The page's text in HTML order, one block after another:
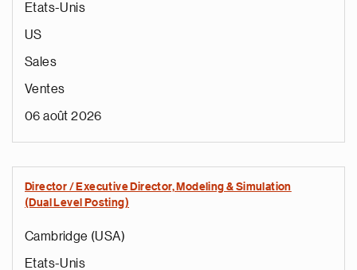
Etats-Unis
US
Sales
Ventes
06 août 2026
Director / Executive Director, Modeling & Simulation
(Dual Level Posting)
Cambridge (USA)
Etats-Unis